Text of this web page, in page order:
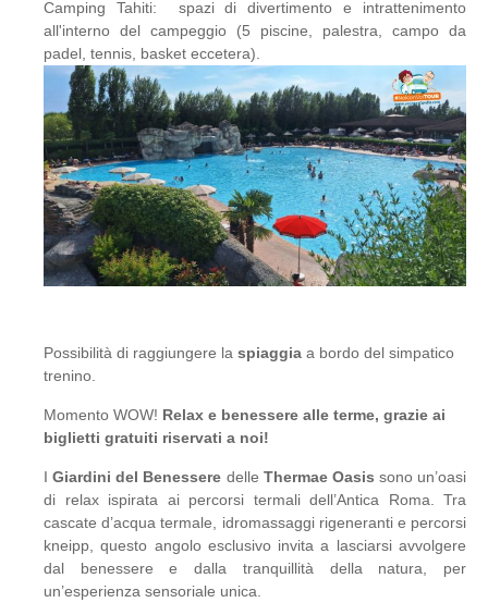
Camping Tahiti: spazi di divertimento e intrattenimento
all'interno del campeggio (5 piscine, palestra, campo da
padel, tennis, basket eccetera).
Possibilità di raggiungere la spiaggia a bordo del simpatico
trenino.
Momento WOW! Relax e benessere alle terme, grazie ai
biglietti gratuiti riservati a noi!
IGiardini del Benessere delle Thermae Oasis sono un’oasi
di relax ispirata ai percorsi termali dell’Antica Roma. Tra
cascate d’acqua termale, idromassaggi rigeneranti e percorsi
kneipp, questo angolo esclusivo invita a lasciarsi avvolgere
dal benessere e dalla tranquillità della natura, per
un’esperienza sensoriale unica.